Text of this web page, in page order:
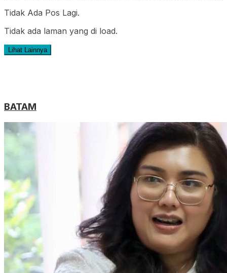
Tidak Ada Pos Lagi.
Tidak ada laman yang di load.
Lihat Lainnya
BATAM